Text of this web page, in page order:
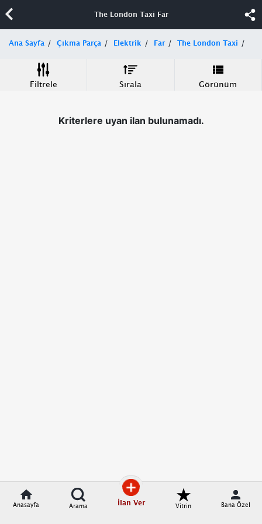
The London Taxi Far
Ana Sayfa Çıkma Parça Elektrik Far The London Taxi
Filtrele Sırala Görünüm
Kriterlere uyan ilan bulunamadı.
Anasayfa Arama İlan Ver Vitrin Bana Özel